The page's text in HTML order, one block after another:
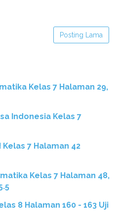
Posting Lama
Kelas 7 Halaman 29,
Indonesia Kelas 7
Kelas 7 Halaman 42
Kelas 7 Halaman 48,
8 Halaman 160 - 163 Uji